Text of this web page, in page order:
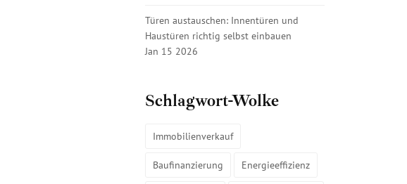
Türen austauschen: Innentüren und
Haustüren richtig selbst einbauen
Jan 15 2026
Schlagwort-Wolke
Immobilienverkauf
Baufinanzierung Energieeffizienz